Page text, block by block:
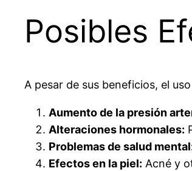
Posibles
A pesar de sus beneficios, el
Aumento de la presión
Alteraciones hormonales:
Problemas de salud
Efectos en la piel: Acné y